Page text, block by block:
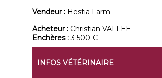
Vendeur : Hestia Farm
Acheteur : Christian VALLEE
Enchères :3 500 €
INFOS VÉTÉRINAIRE